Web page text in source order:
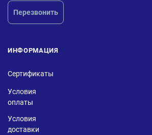
Перезвонить
ИНФОРМАЦИЯ
Сертификаты
Условия
оплаты
Условия
доставки